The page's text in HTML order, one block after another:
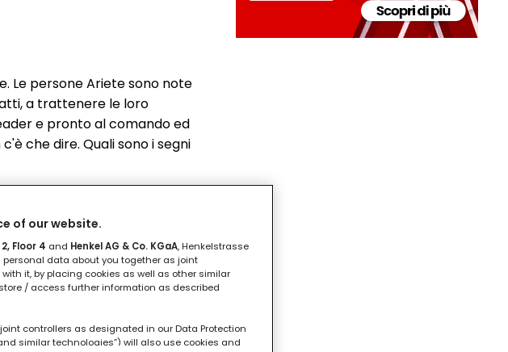
Le persone Ariete sono note
a trattenere le loro
e pronto al comando ed
che dire. Quali sono i segni
of our website.
Floor 4 and Henkel AG & Co. KGaA, Henkelstrasse
personal data about you together as joint
it, by placing cookies as well as other similar
/ access further information as described
controllers as designated in our Data Protection
similar technologies”) will also use cookies and